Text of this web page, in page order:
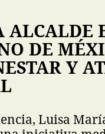
DE
Y
Luisa